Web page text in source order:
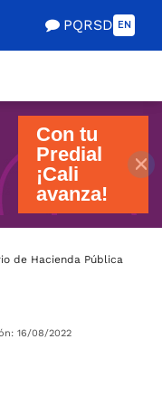
PQRSD EN
Con tu
Predial
¡Cali
avanza!
de Hacienda Pública
16/08/2022